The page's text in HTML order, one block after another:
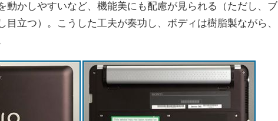
動かしやすいなど、機能美にも配慮が見られる（ただし、ブ
目立つ）。こうした工夫が奏功し、ボディは樹脂製ながら、